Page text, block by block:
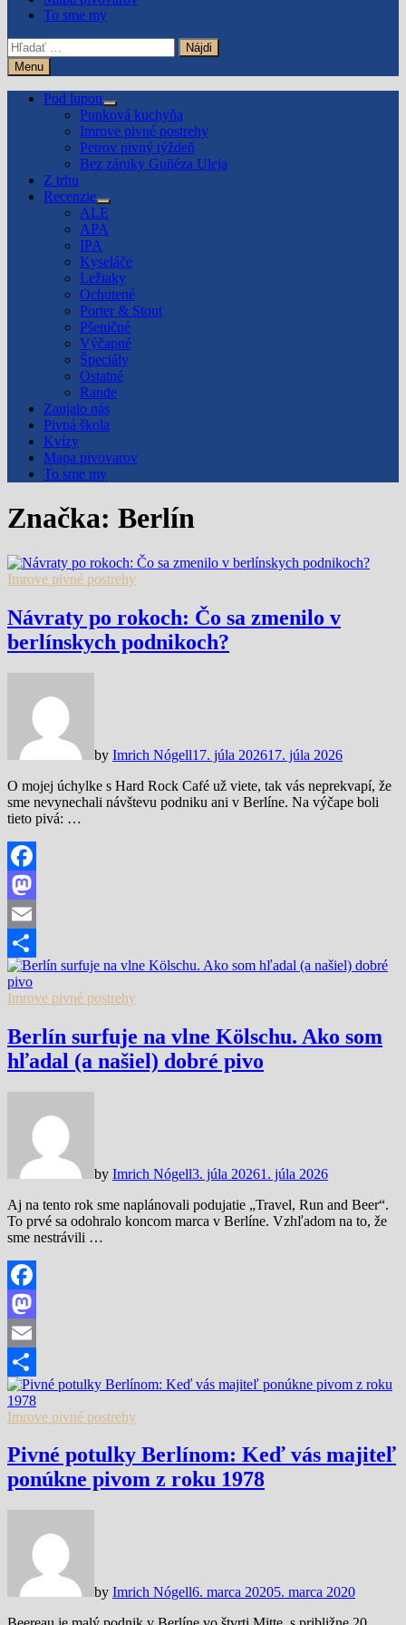
To sme my
Hľadať:
Menu
Pod lupou
Show
sub
menu
Punková kuchyňa
Imrove pivné postrehy
Petrov pivný týždeň
Bez záruky Guñéza Uleja
Z trhu
Recenzie
Show
sub
menu
ALE
APA
IPA
Kyseláče
Ležiaky
Ochutené
Porter & Stout
Pšeničné
Výčapné
Špeciály
Ostatné
Rande
Zaujalo nás
Pivná škola
Kvízy
Mapa pivovarov
To sme my
Značka: Berlín
Imrove pivné postrehy
Návraty po rokoch: Čo sa zmenilo v
berlínskych podnikoch?
by Imrich Nógell17. júla 202617. júla 2026
O mojej úchylke s Hard Rock Café už viete, tak vás neprekvapí, že
sme nevynechali návštevu podniku ani v Berlíne. Na výčape boli
tieto pivá: …
Facebook
Mastodon
Email
Share
Imrove pivné postrehy
Berlín surfuje na vlne Kölschu. Ako som
hľadal (a našiel) dobré pivo
by Imrich Nógell3. júla 20261. júla 2026
Aj na tento rok sme naplánovali podujatie „Travel, Run and Beer“.
To prvé sa odohralo koncom marca v Berlíne. Vzhľadom na to, že
sme nestrávili …
Facebook
Mastodon
Email
Share
Imrove pivné postrehy
Pivné potulky Berlínom: Keď vás majiteľ
ponúkne pivom z roku 1978
by Imrich Nógell6. marca 20205. marca 2020